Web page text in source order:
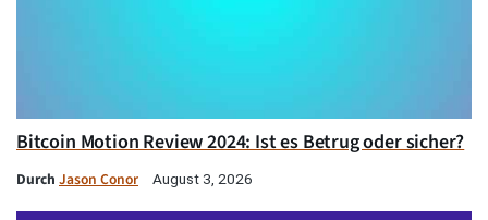
Bitcoin Motion Review 2024: Ist es Betrug oder sicher?
Durch Jason Conor August 3, 2026